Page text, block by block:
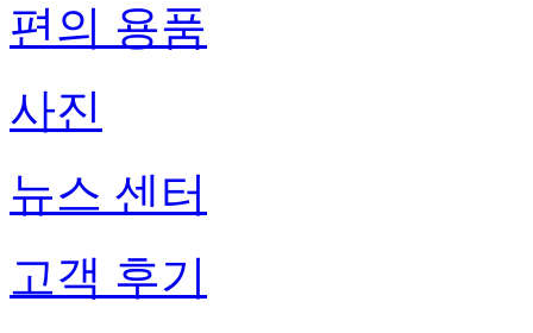
편의 용품
사진
뉴스 센터
고객 후기